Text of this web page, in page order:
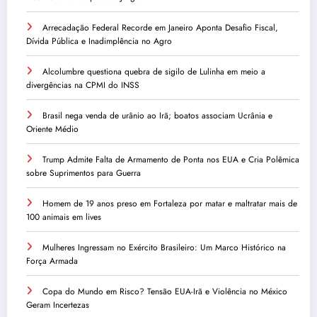
Arrecadação Federal Recorde em Janeiro Aponta Desafio Fiscal,
Dívida Pública e Inadimplência no Agro
Alcolumbre questiona quebra de sigilo de Lulinha em meio a
divergências na CPMI do INSS
Brasil nega venda de urânio ao Irã; boatos associam Ucrânia e
Oriente Médio
Trump Admite Falta de Armamento de Ponta nos EUA e Cria Polêmica
sobre Suprimentos para Guerra
Homem de 19 anos preso em Fortaleza por matar e maltratar mais de
100 animais em lives
Mulheres Ingressam no Exército Brasileiro: Um Marco Histórico na
Força Armada
Copa do Mundo em Risco? Tensão EUA-Irã e Violência no México
Geram Incertezas